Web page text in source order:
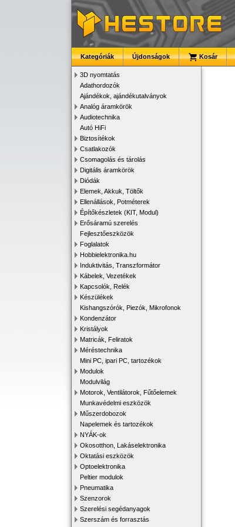
Kategóriák Újdonságok Kosár
3D nyomtatás
Adathordozók
Ajándékok, ajándékutalványok
Analóg áramkörök
Audiotechnika
Autó HiFi
Biztosítékok
Csatlakozók
Csomagolás és tárolás
Digitális áramkörök
Diódák
Elemek, Akkuk, Töltők
Ellenállások, Potméterek
Építőkészletek (KIT, Modul)
Erősáramú szerelés
Fejlesztőeszközök
Foglalatok
Hobbielektronika.hu
Induktivitás, Transzformátor
Kábelek, Vezetékek
Kapcsolók, Relék
Készülékek
Kishangszórók, Piezók, Mikrofonok
Kondenzátor
Kristályok
Matricák, Feliratok
Méréstechnika
Mini PC, ipari PC, tartozékok
Modulok
Modulvilág
Motorok, Ventilátorok, Fűtőelemek
Munkavédelmi eszközök
Műszerdobozok
Napelemek és tartozékok
NYÁK-ok
Okosotthon, Lakáselektronika
Oktatási eszközök
Optoelektronika
Peltier modulok
Pneumatika
Szenzorok
Szerelési segédanyagok
Szerszám és forrasztás